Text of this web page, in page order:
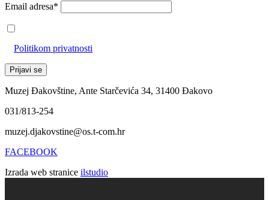
Email adresa*
Politikom privatnosti
Muzej Đakovštine, Ante Starčevića 34, 31400 Đakovo
031/813-254
muzej.djakovstine@os.t-com.hr
FACEBOOK
Izrada web stranice ilstudio